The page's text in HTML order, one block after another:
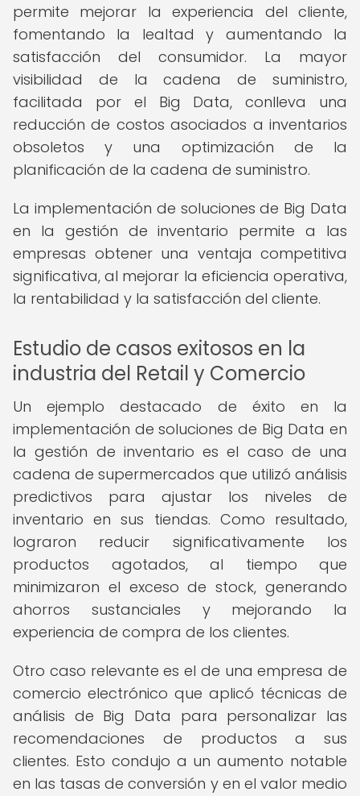
permite mejorar la experiencia del cliente,
fomentando la lealtad y aumentando la
satisfacción del consumidor. La mayor
visibilidad de la cadena de suministro,
facilitada por el Big Data, conlleva una
reducción de costos asociados a inventarios
obsoletos y una optimización de la
planificación de la cadena de suministro.
La implementación de soluciones de Big Data
en la gestión de inventario permite a las
empresas obtener una ventaja competitiva
significativa, al mejorar la eficiencia operativa,
la rentabilidad y la satisfacción del cliente.
Estudio de casos exitosos en la
industria del Retail y Comercio
Un ejemplo destacado de éxito en la
implementación de soluciones de Big Data en
la gestión de inventario es el caso de una
cadena de supermercados que utilizó análisis
predictivos para ajustar los niveles de
inventario en sus tiendas. Como resultado,
lograron reducir significativamente los
productos agotados, al tiempo que
minimizaron el exceso de stock, generando
ahorros sustanciales y mejorando la
experiencia de compra de los clientes.
Otro caso relevante es el de una empresa de
comercio electrónico que aplicó técnicas de
análisis de Big Data para personalizar las
recomendaciones de productos a sus
clientes. Esto condujo a un aumento notable
en las tasas de conversión y en el valor medio